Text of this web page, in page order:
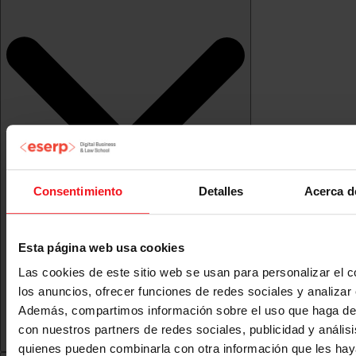
Consentimiento Detalles Acerca
Esta página web usa cookies
Las cookies de este sitio web se usan para personalizar el
los anuncios, ofrecer funciones de redes sociales y analizar
Además, compartimos información sobre el uso que haga
con nuestros partners de redes sociales, publicidad y
quienes pueden combinarla con otra información que les